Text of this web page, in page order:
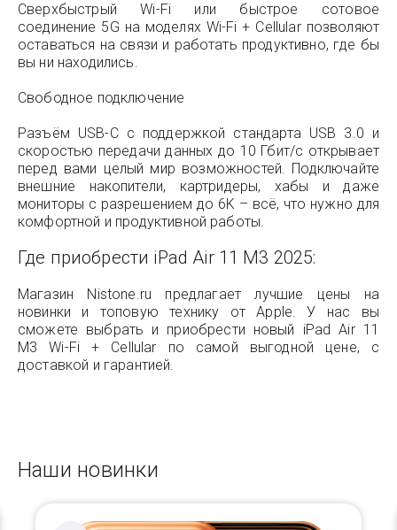
Сверхбыстрый Wi-Fi или быстрое сотовое
соединение 5G на моделях Wi-Fi + Cellular позволяют
оставаться на связи и работать продуктивно, где бы
вы ни находились.
Свободное подключение
Разъём USB-C с поддержкой стандарта USB 3.0 и
скоростью передачи данных до 10 Гбит/с открывает
перед вами целый мир возможностей. Подключайте
внешние накопители, картридеры, хабы и даже
мониторы с разрешением до 6K – всё, что нужно для
комфортной и продуктивной работы.
Где приобрести iPad Air 11 M3 2025:
Магазин Nistone.ru предлагает лучшие цены на
новинки и топовую технику от Apple. У нас вы
сможете выбрать и приобрести новый iPad Air 11
M3 Wi-Fi + Cellular по самой выгодной цене, с
доставкой и гарантией.
Наши новинки